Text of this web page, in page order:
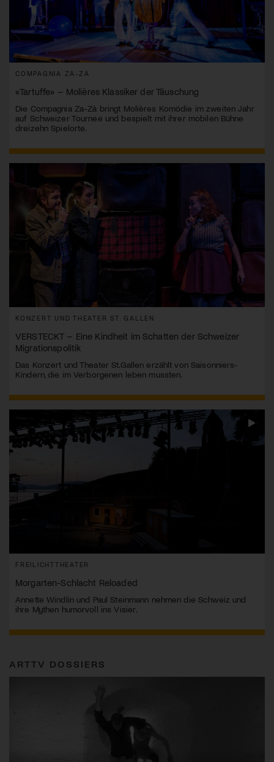
COMPAGNIA ZA-ZÀ
«Tartuffe» – Molières Klassiker der Täuschung
Die Compagnia Za-Zà bringt Molières Komödie im zweiten Jahr
auf Schweizer Tournee und bespielt mit ihrer mobilen Bühne
dreizehn Spielorte.
KONZERT UND THEATER ST. GALLEN
VERSTECKT – Eine Kindheit im Schatten der Schweizer
Migrationspolitik
Das Konzert und Theater St.Gallen erzählt von Saisonniers-
Kindern, die im Verborgenen leben mussten.
FREILICHTTHEATER
Morgarten-Schlacht Reloaded
Annette Windlin und Paul Steinmann nehmen die Schweiz und
ihre Mythen humorvoll ins Visier.
ARTTV DOSSIERS